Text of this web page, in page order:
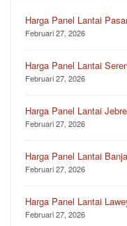
Harga Panel Lantai
Februari 27, 2026
Harga Panel Lantai
Februari 27, 2026
Harga Panel Lantai
Februari 27, 2026
Harga Panel Lantai
Februari 27, 2026
Harga Panel Lantai
Februari 27, 2026